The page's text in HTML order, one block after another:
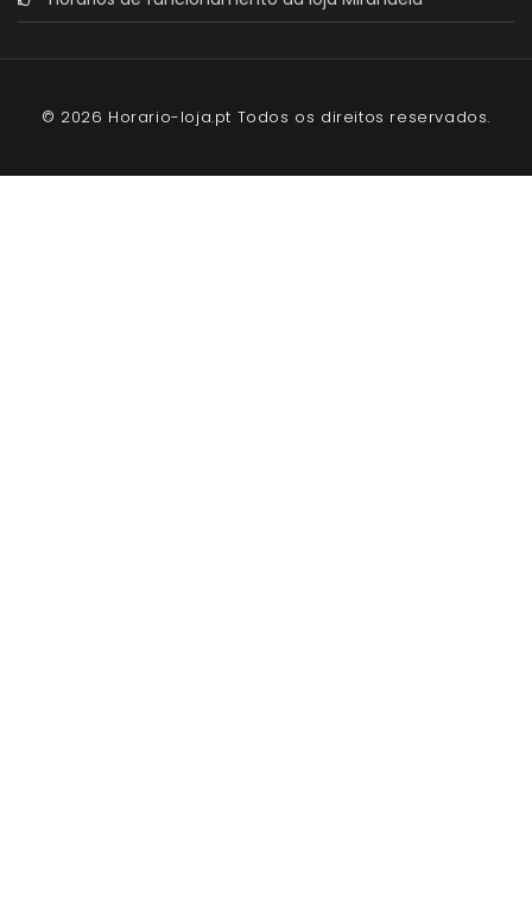
© 2026 Horario-loja.pt Todos os direitos reservados.